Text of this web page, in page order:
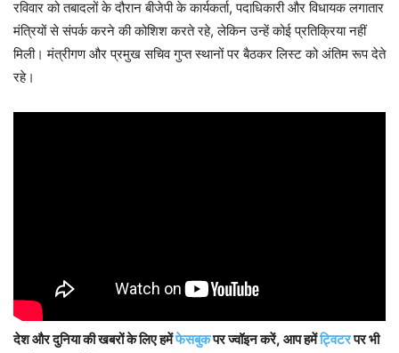
रविवार को तबादलों के दौरान बीजेपी के कार्यकर्ता, पदाधिकारी और विधायक लगातार
मंत्रियों से संपर्क करने की कोशिश करते रहे, लेकिन उन्हें कोई प्रतिक्रिया नहीं
मिली। मंत्रीगण और प्रमुख सचिव गुप्त स्थानों पर बैठकर लिस्ट को अंतिम रूप देते
रहे।
देश और दुनिया की खबरों के लिए हमेंफेसबुकपर ज्वॉइन करें, आप हमेंट्विटरपर भी